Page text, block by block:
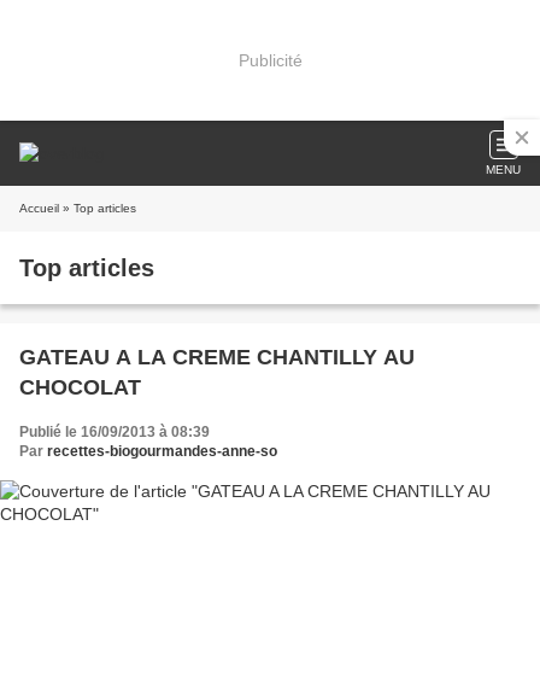
Publicité
MENU
Accueil » Top articles
Top articles
GATEAU A LA CREME CHANTILLY AU
CHOCOLAT
Publié le 16/09/2013 à 08:39
Par recettes-biogourmandes-anne-so